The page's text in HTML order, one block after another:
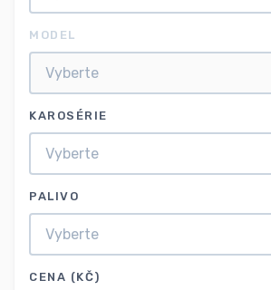
MODEL
KAROSÉRIE
PALIVO
CENA (KČ)